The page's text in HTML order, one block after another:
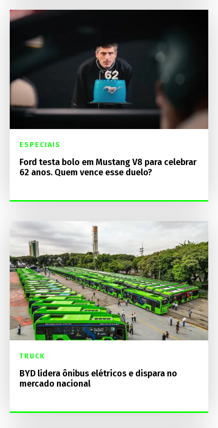
ESPECIAIS
Ford testa bolo em Mustang V8 para celebrar
62 anos. Quem vence esse duelo?
TRUCK
BYD lidera ônibus elétricos e dispara no
mercado nacional